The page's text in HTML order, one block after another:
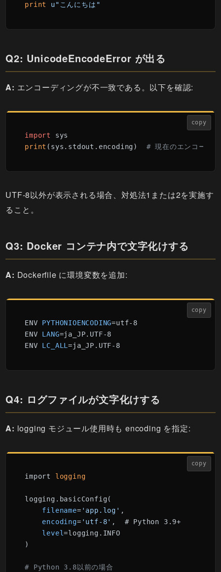
print
u"こんにちは"
Q2: UnicodeEncodeError が出る
A: エンコーディングが不一致である。以下を確認:
copy
import
print (sys.stdout.encoding) # 現在のエンコーデ
UTF-8以外が表示される場合、対処法1または2を実施す
ること。
Q3: Docker コンテナ内で文字化けする
A: Dockerfile に環境変数を追加:
copy
ENV PYTHONIOENCODING=utf-8
ENV LANG=ja_JP.UTF-8
ENV LC_ALL
Q4: ログファイルが文字化けする
A: logging モジュール使用時も encoding を指定:
copy
import
logging.basicConfig(
filename= 'app.log' ,
encoding= 'utf-8' ,  # Python 3.9+
level=logging.INFO
)
# Python 3.8以前の場合